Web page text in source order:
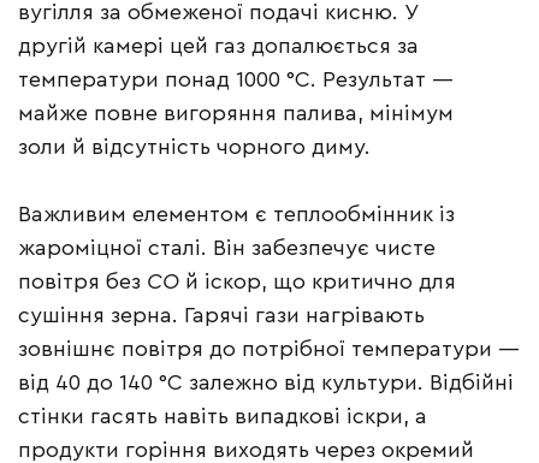
вугілля за обмеженої подачі кисню. У
другій камері цей газ допалюється за
температури понад 1000 °C. Результат —
майже повне вигоряння палива, мінімум
золи й відсутність чорного диму.
Важливим елементом є теплообмінник із
жароміцної сталі. Він забезпечує чисте
повітря без CO й іскор, що критично для
сушіння зерна. Гарячі гази нагрівають
зовнішнє повітря до потрібної температури —
від 40 до 140 °C залежно від культури. Відбійні
стінки гасять навіть випадкові іскри, а
продукти горіння виходять через окремий